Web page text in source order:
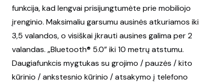
funkcija, kad lengvai prisijungtumėte prie mobiliojo
įrenginio. Maksimaliu garsumu ausinės atkuriamos iki
3,5 valandos, o visiškai įkrauti ausines galima per 2
valandas. „Bluetooth® 5.0” iki 10 metrų atstumu.
Daugiafunkcis mygtukas su grojimo / pauzės / kito
kūrinio / ankstesnio kūrinio / atsakymo į telefono